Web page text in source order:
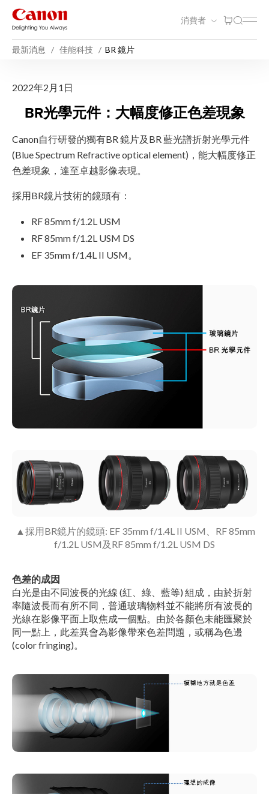
消費者
最新消息 佳能科技 BR 鏡片
BR 鏡片
2022年2月1日
BR光學元件：大幅度修正色差現象
Canon自行研發的獨有BR 鏡片及BR 藍光譜折射光學元件
(Blue Spectrum Refractive optical element)，能大幅度修正
色差現象，達至卓越影像表現。
採用BR鏡片技術的鏡頭有：
RF 85mm f/1.2L USM
RF 85mm f/1.2L USM DS
EF 35mm f/1.4L II USM。
▲採用BR鏡片的鏡頭: EF 35mm f/1.4L II USM、RF 85mm
f/1.2L USM及RF 85mm f/1.2L USM DS
色差的成因
白光是由不同波長的光線 (紅、綠、藍等) 組成，由於折射
率隨波長而有所不同，普通玻璃物料並不能將所有波長的
光線在影像平面上取焦成一個點。由於各顏色未能匯聚於
同一點上，此差異會為影像帶來色差問題，或稱為色邊
(color fringing)。